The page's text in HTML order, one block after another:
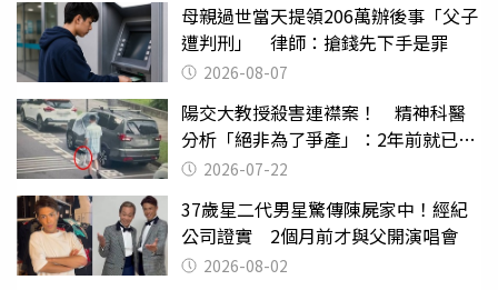
母親過世當天提領206萬辦後事「父子
遭判刑」 律師：搶錢先下手是罪
2026-08-07
陽交大教授殺害連襟案！ 精神科醫
分析「絕非為了爭產」：2年前就已言
行詭異
2026-07-22
37歲星二代男星驚傳陳屍家中！經紀
公司證實 2個月前才與父開演唱會
2026-08-02